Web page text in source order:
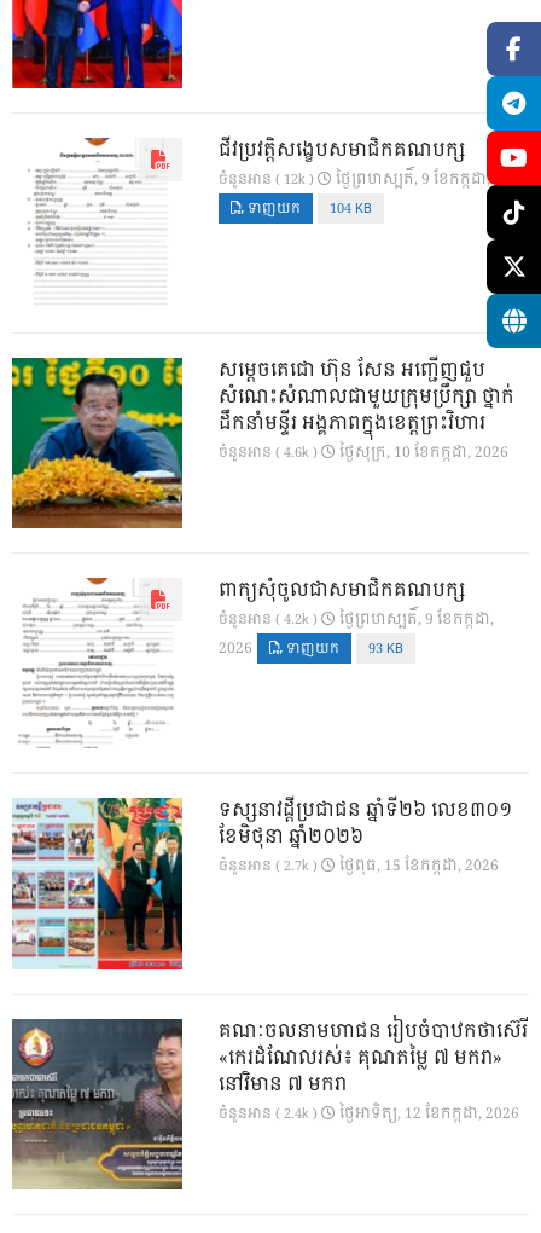
ជីវប្រវត្តិសង្ខេបសមាជិកគណបក្ស
ចំនួនអាន ( 12k ) ថ្ងៃ​ព្រហស្បតិ៍, 9 ខែ​កក្កដា, 2026
ទាញយក 104 KB
សម្តេចតេជោ ហ៊ុន សែន អញ្ជើញជួប
សំណេះសំណាលជាមួយក្រុមប្រឹក្សា ថ្នាក់
ដឹកនាំមន្ទីរ អង្គភាពក្នុងខេត្តព្រះវិហារ
ចំនួនអាន ( 4.6k ) ថ្ងៃ​សុក្រ, 10 ខែ​កក្កដា, 2026
ពាក្យសុំចូលជាសមាជិកគណបក្ស
ចំនួនអាន ( 4.2k )
ថ្ងៃ​ព្រហស្បតិ៍, 9 ខែ​កក្កដា,
2026
ទាញយក 93 KB
ទស្សនាវដ្ដីប្រជាជន ឆ្នាំទី២៦ លេខ៣០១
ខែមិថុនា ឆ្នាំ២០២៦
ចំនួនអាន ( 2.7k ) ថ្ងៃ​ពុធ, 15 ខែ​កក្កដា, 2026
គណៈចលនាមហាជន រៀបចំបាឋកថាស៊េរី
«កេរដំណែលរស់៖ គុណតម្លៃ ៧ មករា»
នៅវិមាន ៧ មករា
ចំនួនអាន ( 2.4k ) ថ្ងៃ​អាទិត្យ, 12 ខែ​កក្កដា, 2026